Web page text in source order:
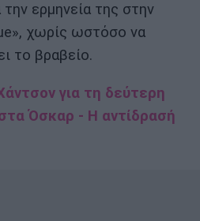
την ερμηνεία της στην
χωρίς ωστόσο να
το βραβείο.
για τη δεύτερη
Όσκαρ - Η αντίδρασή